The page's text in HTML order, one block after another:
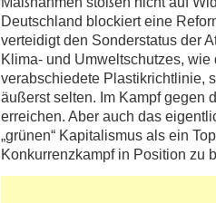
Deutschland blockiert eine
verteidigt den Sonderstatus der
Klima- und Umweltschutzes,
verabschiedete Plastikrichtlinie,
äußerst selten. Im Kampf gegen
erreichen. Aber auch das
„grünen“ Kapitalismus als ein
Konkurrenzkampf in Position zu